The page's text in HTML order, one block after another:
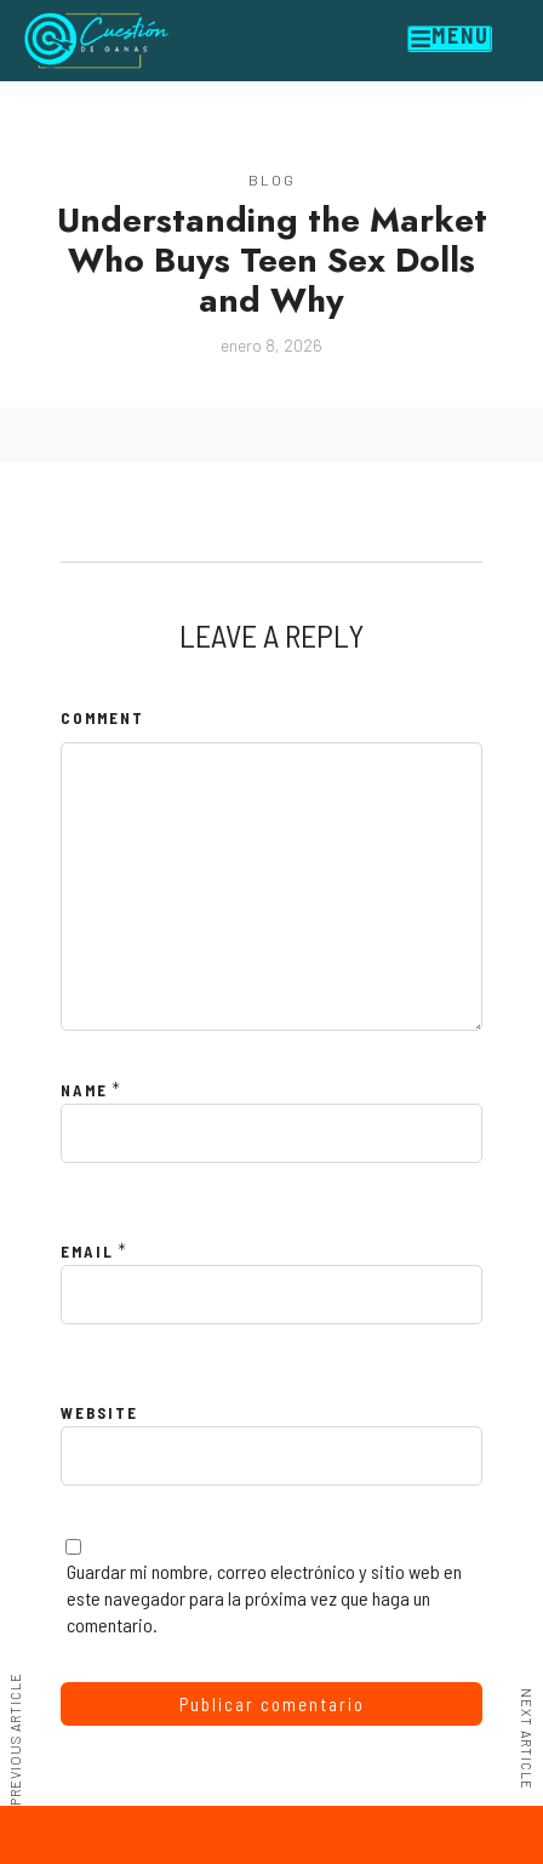
MENU
BLOG
Understanding the Market
Who Buys Teen Sex Dolls
and Why
enero 8, 2026
LEAVE A REPLY
COMMENT
NAME *
EMAIL *
WEBSITE
Guardar mi nombre, correo electrónico y sitio web en
este navegador para la próxima vez que haga un
comentario.
PREVIOUS ARTICLE NEXT ARTICLE